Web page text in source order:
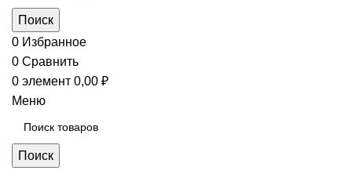
Поиск
0 Избранное
0 Сравнить
0 элемент 0,00 ₽
Меню
Поиск